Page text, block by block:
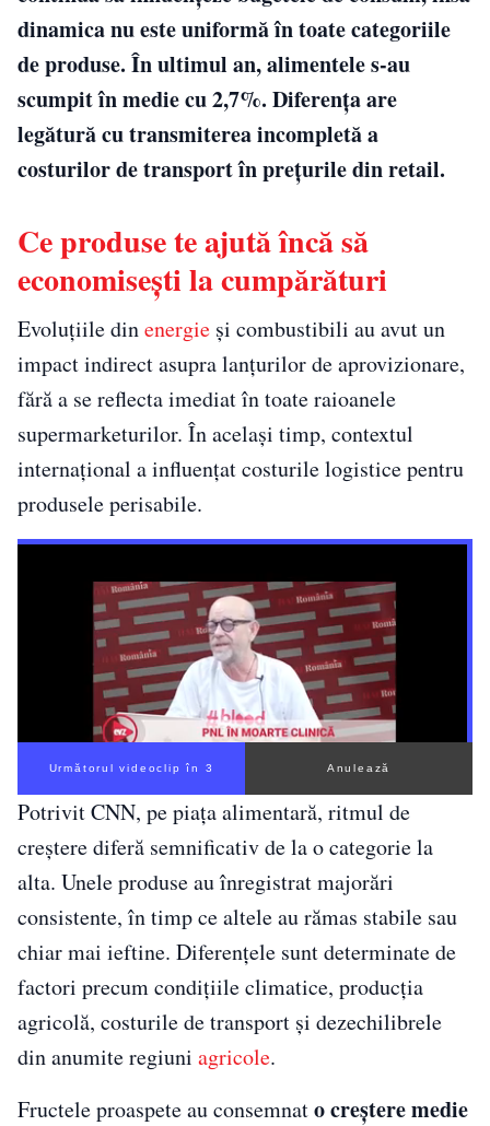
dinamica nu este uniformă în toate categoriile
de produse. În ultimul an, alimentele s-au
scumpit în medie cu 2,7%. Diferența are
legătură cu transmiterea incompletă a
costurilor de transport în prețurile din retail.
Ce produse te ajută încă să
economisești la cumpărături
Evoluțiile dinenergie și combustibili au avut un
impact indirect asupra lanțurilor de aprovizionare,
fără a se reflecta imediat în toate raioanele
supermarketurilor. În același timp, contextul
internațional a influențat costurile logistice pentru
produsele perisabile.
Următorul videoclip în 2 Anulează
Potrivit CNN, pe piața alimentară, ritmul de
creștere diferă semnificativ de la o categorie la
alta. Unele produse au înregistrat majorări
consistente, în timp ce altele au rămas stabile sau
chiar mai ieftine. Diferențele sunt determinate de
factori precum condițiile climatice, producția
agricolă, costurile de transport și dezechilibrele
din anumite regiuni agricole.
Fructele proaspete au consemnato creștere medie